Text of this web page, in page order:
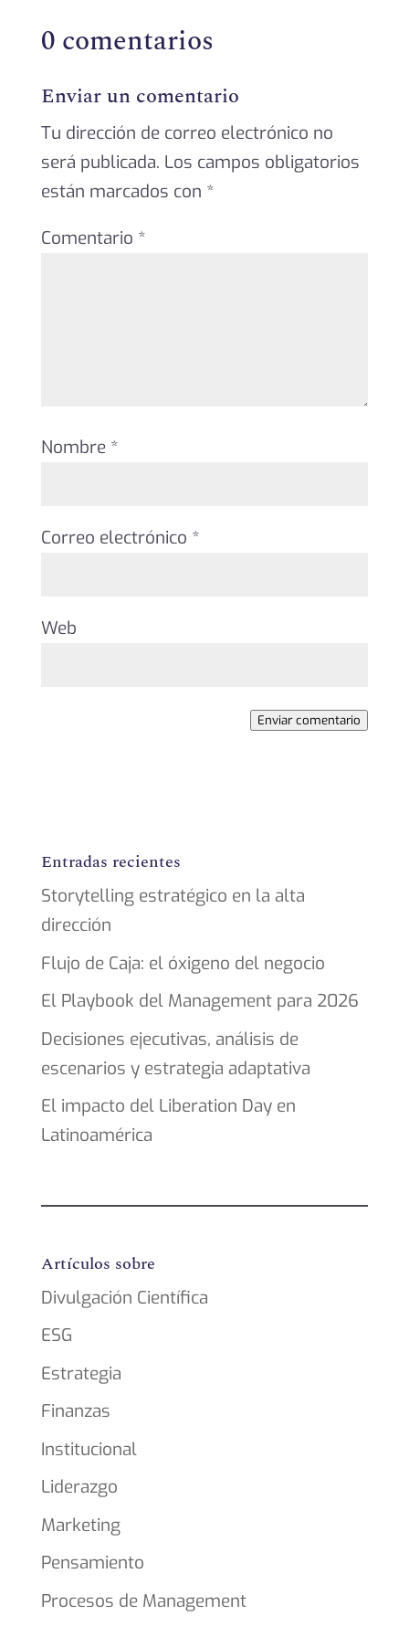
0 comentarios
Enviar un comentario
Tu dirección de correo electrónico no
será publicada. Los campos obligatorios
están marcados con *
Comentario *
Nombre *
Correo electrónico *
Web
Enviar comentario
Entradas recientes
Storytelling estratégico en la alta
dirección
Flujo de Caja: el óxigeno del negocio
El Playbook del Management para 2026
Decisiones ejecutivas, análisis de
escenarios y estrategia adaptativa
El impacto del Liberation Day en
Latinoamérica
Artículos sobre
Divulgación Científica
ESG
Estrategia
Finanzas
Institucional
Liderazgo
Marketing
Pensamiento
Procesos de Management